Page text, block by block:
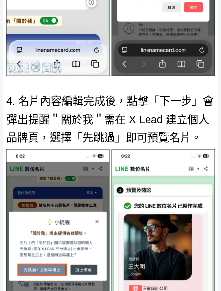
4. 名片內容編輯完成後，點擊「下一步」會
彈出提醒＂關於我＂需在 X Lead 建立個人
品牌頁，選擇「先跳過」即可預覽名片。